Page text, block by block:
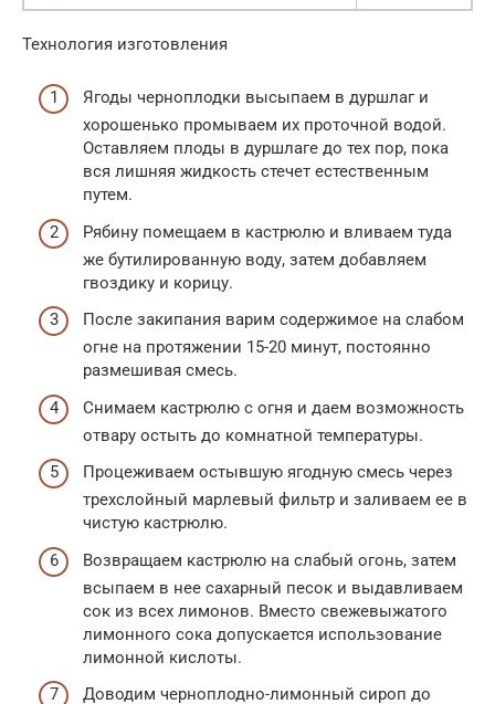
Технология изготовления
Ягоды черноплодки высыпаем в дуршлаг и
хорошенько промываем их проточной водой.
Оставляем плоды в дуршлаге до тех пор, пока
вся лишняя жидкость стечет естественным
путем.
Рябину помещаем в кастрюлю и вливаем туда
же бутилированную воду, затем добавляем
гвоздику и корицу.
После закипания варим содержимое на слабом
огне на протяжении 15-20 минут, постоянно
размешивая смесь.
Снимаем кастрюлю с огня и даем возможность
отвару остыть до комнатной температуры.
Процеживаем остывшую ягодную смесь через
трехслойный марлевый фильтр и заливаем ее в
чистую кастрюлю.
Возвращаем кастрюлю на слабый огонь, затем
всыпаем в нее сахарный песок и выдавливаем
сок из всех лимонов. Вместо свежевыжатого
лимонного сока допускается использование
лимонной кислоты.
Доводим черноплодно-лимонный сироп до